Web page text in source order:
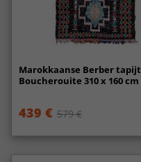
Marokkaanse Berber tapijt
Boucherouite 310 x 160 cm
439 € 579 €